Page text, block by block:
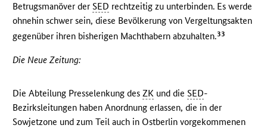
Betrugsmanöver derSED rechtzeitig zu unterbinden. Es werde
ohnehin schwer sein, diese Bevölkerung von Vergeltungsakten
gegenüber ihren bisherigen Machthabern abzuhalten.33
Die Neue Zeitung:
Die Abteilung Presselenkung desZK und dieSED-
Bezirksleitungen haben Anordnung erlassen, die in der
Sowjetzone und zum Teil auch in Ostberlin vorgekommenen